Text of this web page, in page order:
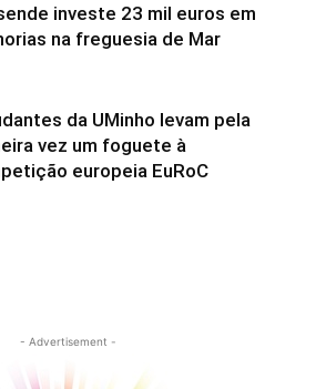
investe 23 mil euros em
na freguesia de Mar
da UMinho levam pela
vez um foguete à
europeia EuRoC
- Advertisement -